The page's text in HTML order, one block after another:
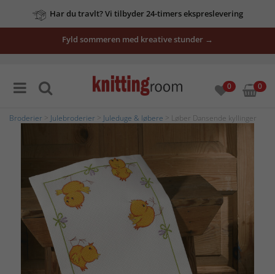
Har du travlt? Vi tilbyder 24-timers ekspreslevering
Fyld sommeren med kreative stunder →
0 0
Broderier Julebroderier Juleduge & løbere > Løber Dansende kyllinger